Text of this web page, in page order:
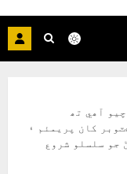
آھي تھ
کاتي پاران سڀاڻي خميس 13 آڪٽوبر کان پريمئم ۽
جو سلسلو شروع